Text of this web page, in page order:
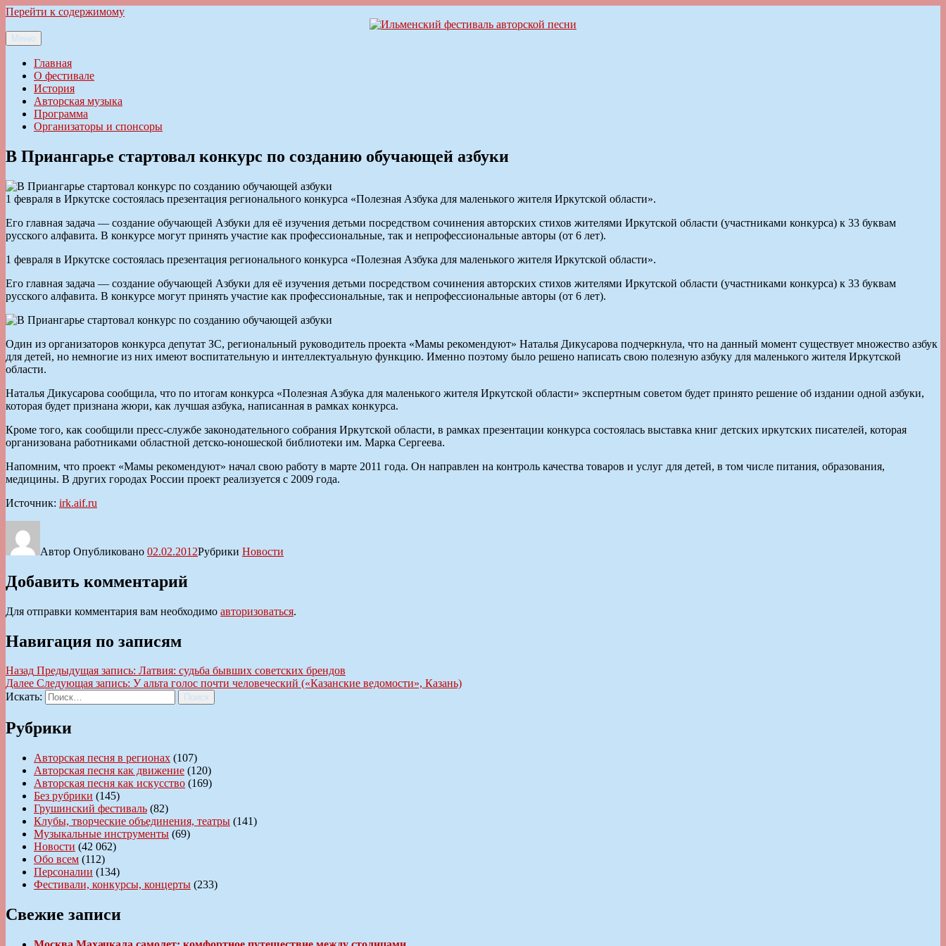
Перейти к содержимому
Ильменский фестиваль авторской песни
Меню
Главная
О фестивале
История
Авторская музыка
Программа
Организаторы и спонсоры
В Приангарье стартовал конкурс по созданию обучающей азбуки
1 февраля в Иркутске состоялась презентация регионального конкурса «Полезная Азбука для маленького жителя Иркутской области».
Его главная задача — создание обучающей Азбуки для её изучения детьми посредством сочинения авторских стихов жителями Иркутской области (участниками конкурса) к 33 буквам
русского алфавита. В конкурсе могут принять участие как профессиональные, так и непрофессиональные авторы (от 6 лет).
1 февраля в Иркутске состоялась презентация регионального конкурса «Полезная Азбука для маленького жителя Иркутской области».
Его главная задача — создание обучающей Азбуки для её изучения детьми посредством сочинения авторских стихов жителями Иркутской области (участниками конкурса) к 33 буквам
русского алфавита. В конкурсе могут принять участие как профессиональные, так и непрофессиональные авторы (от 6 лет).
Один из организаторов конкурса депутат ЗС, региональный руководитель проекта «Мамы рекомендуют» Наталья Дикусарова подчеркнула, что на данный момент существует множество азбук
для детей, но немногие из них имеют воспитательную и интеллектуальную функцию. Именно поэтому было решено написать свою полезную азбуку для маленького жителя Иркутской
области.
Наталья Дикусарова сообщила, что по итогам конкурса «Полезная Азбука для маленького жителя Иркутской области» экспертным советом будет принято решение об издании одной азбуки,
которая будет признана жюри, как лучшая азбука, написанная в рамках конкурса.
Кроме того, как сообщили пресс-службе законодательного собрания Иркутской области, в рамках презентации конкурса состоялась выставка книг детских иркутских писателей, которая
организована работниками областной детско-юношеской библиотеки им. Марка Сергеева.
Напомним, что проект «Мамы рекомендуют» начал свою работу в марте 2011 года. Он направлен на контроль качества товаров и услуг для детей, в том числе питания, образования,
медицины. В других городах России проект реализуется с 2009 года.
Источник: irk.aif.ru
Автор Опубликовано 02.02.2012Рубрики Новости
Добавить комментарий
Для отправки комментария вам необходимо авторизоваться.
Навигация по записям
Назад Предыдущая запись: Латвия: судьба бывших советских брендов
Далее Следующая запись: У альта голос почти человеческий («Казанские ведомости», Казань)
Искать:
Поиск
Рубрики
Авторская песня в регионах (107)
Авторская песня как движение (120)
Авторская песня как искусство (169)
Без рубрики (145)
Грушинский фестиваль (82)
Клубы, творческие объединения, театры (141)
Музыкальные инструменты (69)
Новости (42 062)
Обо всем (112)
Персоналии (134)
Фестивали, конкурсы, концерты (233)
Свежие записи